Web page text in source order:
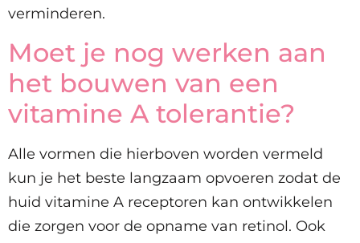
verminderen.
Moet je nog werken aan
het bouwen van een
vitamine A tolerantie?
Alle vormen die hierboven worden vermeld
kun je het beste langzaam opvoeren zodat de
huid vitamine A receptoren kan ontwikkelen
die zorgen voor de opname van retinol. Ook